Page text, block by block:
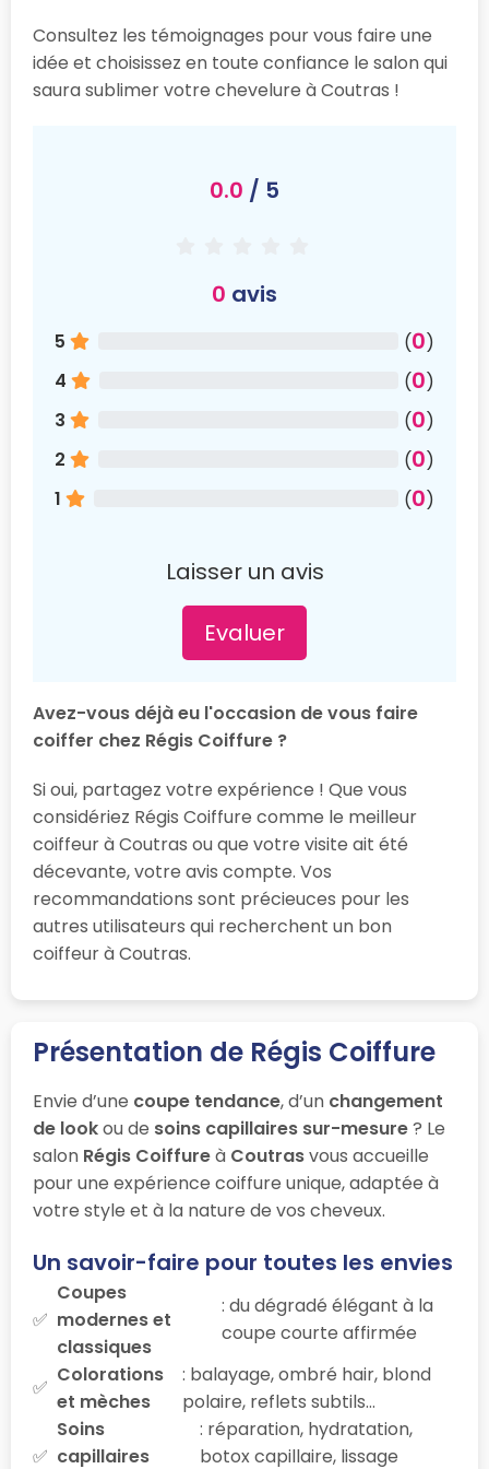
Consultez les témoignages pour vous faire une
idée et choisissez en toute confiance le salon qui
saura sublimer votre chevelure à Coutras !
0.0 / 5
0 avis
5 (0)
4
(0)
3
(0)
2
(0)
1
(0)
Laisser un avis
Evaluer
Avez-vous déjà eu l'occasion de vous faire
coiffer chez Régis Coiffure ?
Si oui, partagez votre expérience ! Que vous
considériez Régis Coiffure comme le meilleur
coiffeur à Coutras ou que votre visite ait été
décevante, votre avis compte. Vos
recommandations sont précieuces pour les
autres utilisateurs qui recherchent un bon
coiffeur à Coutras.
Présentation de Régis Coiffure
Envie d’une coupe tendance, d’un changement
de lookou de soins capillaires sur-mesure? Le
salon Régis Coiffureà Coutrasvous accueille
pour une expérience coiffure unique, adaptée à
votre style et à la nature de vos cheveux.
Un savoir-faire pour toutes les envies
Coupes
modernes et
classiques
: du dégradé élégant à la
coupe courte affirmée
Colorations
et mèches
: balayage, ombré hair, blond
polaire, reflets subtils…
Soins
capillaires
: réparation, hydratation,
botox capillaire, lissage